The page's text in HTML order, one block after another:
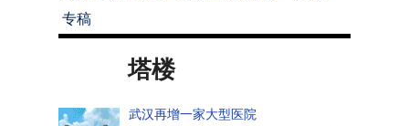
专稿
塔楼
武汉再增一家大型医院